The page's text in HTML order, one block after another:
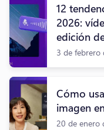
12
2026:
edición
3 de febrero
Cómo
imagen
20 de enero